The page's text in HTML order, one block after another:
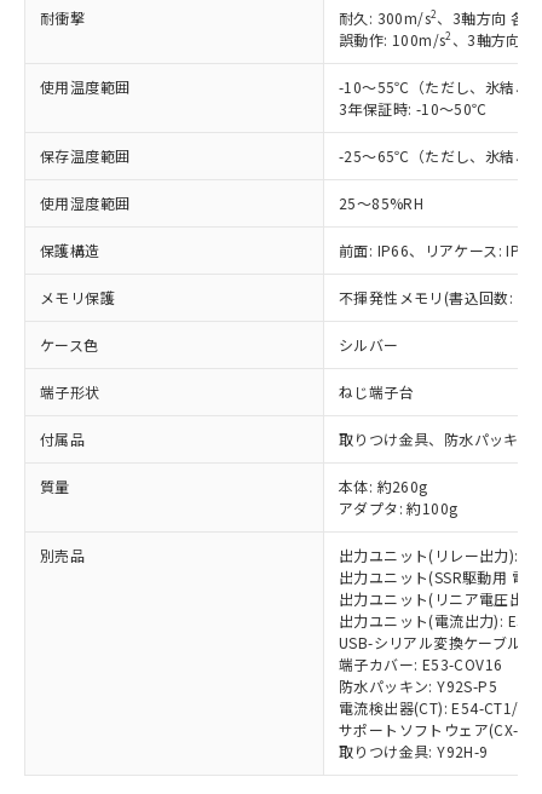
耐衝撃 耐久: 300m/s2、3軸方向 各3
誤動作: 100m/s2 、3軸方向
使用温度範囲
-10～55℃（ただし、氷結、
3年保証時: -10～50℃
保存温度範囲 -25～65℃（ただし、氷結、
使用湿度範囲 25～85%RH
保護構造 前面: IP66、リアケース:
メモリ保護 不揮発性メモリ(書込回数:
ケース色 シルバー
端子形状 ねじ端子台
付属品 取りつけ金具、防水パッキン
質量
本体: 約260g
アダプタ: 約100g
別売品
出力ユニット(リレー出力):
出力ユニット(SSR駆動用 電
出力ユニット(リニア電圧出
出力ユニット(電流出力):
USB-シリアル変換ケーブル:
端子カバー: E53-COV16
防水パッキン: Y92S-P5
電流検出器(CT): E54-CT1/
サポートソフトウェア(CX-
取りつけ金具: Y92H-9
本サービスは、当社制御機器事業取扱
商品の当社在庫状況および標準価格
(税抜)を提供させていただくもので
当社制御機器事業取扱商品の中には、
本サービスの対象外となる商品もある
ことをご了承ください。
在庫状況および標準価格照会結果は、
記載している更新日時点での社内デー
タに基づき作成されるものであり、閲
覧された時点での実際の在庫および標
準価格とは異なる場合があることをご
正式な納期状況および標準価格はお客
様のお取引先、またはお客様担当のオ
オムロン制御機器販売店や当社販売拠
」をご確認
在庫状況および標準価格結果を当社の
事前の承諾なく第三者に漏洩または開
示しないようお願いします。
マイパーツ機能（部品リスト作成サー
ビス）をご利用いただくには、I-Web
メンバーズにご登録されている必要が
お客様が当ウェブサイト上で当社にご
登録された部品リストについて、当社
および当社の共同利用者が、当社の製
調査・確認中：EU RoHS指令（10物質）の
非含有の対応状況を調査中または確認中の
非該当品：ライセンス料など無形物で、有
害物質有無と関係のない商品です。
いたものが、含有品と判明した場合などや
むを得ず変更することがあります。
*EU RoHS指令（10物質）：
鉛(Pb) 1000ppm以下、 水銀(Hg) 1000ppm以下、 カド
六価クロム(Cr(Ⅵ)) 1000ppm以下、ポリ臭化ビフェニル
類(PBB) 1000ppm以下、ポリ臭化ジフェニルエーテル類
(PBDE) 1000ppm以下、フタル酸ビス(2-エチルヘキシ
ル) (DEHP)(別名：DOP) 1000ppm以下、フタル酸ブチ
ルベンジル（BBP） 1000ppm以下、フタル酸ジブチル
（DBP） 1000ppm以下、フタル酸ジイソブチル
フタル酸エステル類の４物質については閾値を超える意
図的な使用がないことを確認しています。
部品在庫の切り替え状況などにより、予定
月が前後することがあります。
※3 非含有証明書ダウンロード
下記の非含有証明書をダウンロードするこ
「○」：最大均質材料含有率が中国RoHSの
基準値以下であることを示します。
「×」：最大均質材料含有率が中国RoHSの
基準値を超えていることを示します。
い合わせください。
ム) : 100ppm、
Cr(Ⅵ)(六価クロム) : 1000ppm、 PBBs(ポリ臭化ビフェ
ニル類) : 1000ppm、 PBDEs(ポリ臭化ジフェニルエーテ
ル類) : 1000ppm、
DBP(フタル酸ジブチル) : 1000ppm、 DIBP(フタル酸ジ
イソブチル) : 1000ppm、 BBP(フタル酸ブチルベンジ
DEHP(フタル酸ビス(2-エチルヘキシル)) : 1000ppm
「ｅ」：有害物質（10物質）のすべてが基
準値以下であることを示します。
「10」：通常の使用状況下において有害物
質が外部に漏えいし、環境に深刻な影響を
及ぼさない年数を意味します。
「－」：未確認です。当社販売部門へお問
為替および外国貿易法に定める商品
（以下｢規制貨物等」という）を輸出
または国外への提供する場合は、日本
国政府の輸出許可(または役務取引許
可)を取得するなどの必要な手続きを
当社は規制貨物を破棄する場合は、完
全に破砕するなど、違法に輸出されな
いよう必要な手段を講じます。
ル、化学兵器、生物兵器またはその他
武器並びにこれらの製造装置等に一切
当社は、貴社製品を第三者に販売する
場合は、上記1、2および3の内容を当
該第三者に通知します。また当社は、
販売先および販売に係わる関係者が違
法に輸出するおそれがある場合は、取
一定数以上の在庫あり
一定数には満たないが在庫あり
いては、お客様のお取引先、ま
たはお客様担当のオムロン制御
機器販売店・当社販売員にご確
受注生産機種、また在庫状況の
情報を公開していない機種